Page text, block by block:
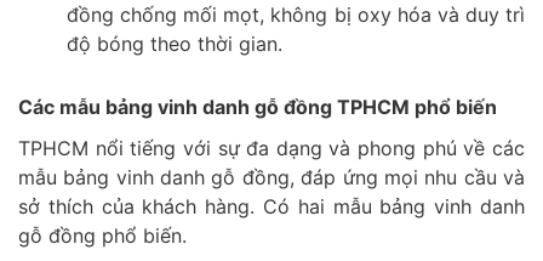
đồng chống mối mọt, không bị oxy hóa và duy trì
độ bóng theo thời gian.
Các mẫu bảng vinh danh gỗ đồng TPHCM phổ biến
TPHCM nổi tiếng với sự đa dạng và phong phú về các
mẫu bảng vinh danh gỗ đồng, đáp ứng mọi nhu cầu và
sở thích của khách hàng. Có hai mẫu bảng vinh danh
gỗ đồng phổ biến.